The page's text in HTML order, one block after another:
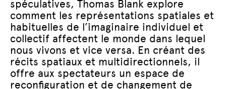
spéculatives, Thomas Blank explore
comment les représentations spatiales et
habituelles de l’imaginaire individuel et
collectif affectent le monde dans lequel
nous vivons et vice versa. En créant des
récits spatiaux et multidirectionnels, il
offre aux spectateurs un espace de
reconfiguration et de changement de